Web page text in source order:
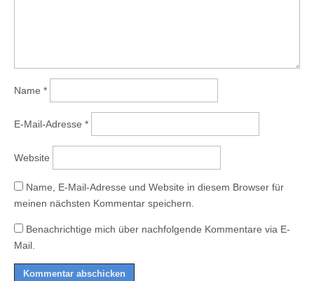
Name *
E-Mail-Adresse *
Website
Name, E-Mail-Adresse und Website in diesem Browser für
meinen nächsten Kommentar speichern.
Benachrichtige mich über nachfolgende Kommentare via E-
Mail.